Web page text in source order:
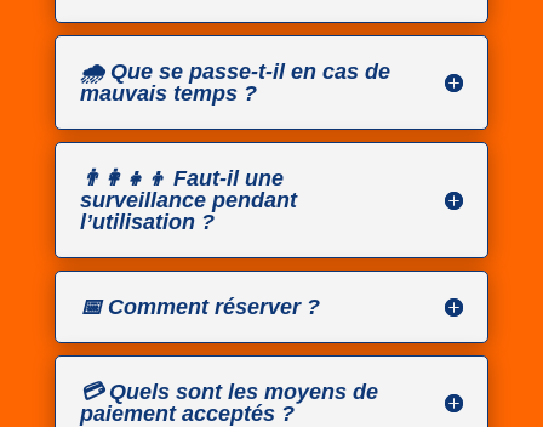
🌧️ Que se passe-t-il en cas de
mauvais temps ?
👨‍👩‍👧‍👦 Faut-il une
surveillance pendant
l’utilisation ?
📅 Comment réserver ?
💳 Quels sont les moyens de
paiement acceptés ?